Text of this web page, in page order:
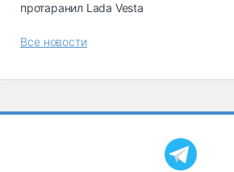
протаранил Lada Vesta
Все новости